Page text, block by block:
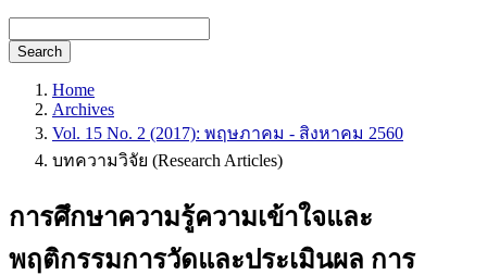
Search
Home
Archives
Vol. 15 No. 2 (2017): พฤษภาคม - สิงหาคม 2560
บทความวิจัย (Research Articles)
การศึกษาความรู้ความเข้าใจและ
พฤติกรรมการวัดและประเมินผล การ